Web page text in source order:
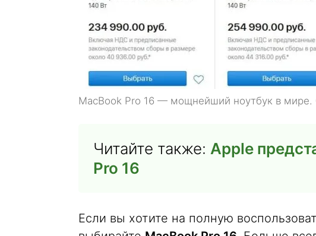
MacBook Pro 16 — мощнейший ноутбук в мире.
Читайте также: Apple
Pro 16
Если вы хотите на полную